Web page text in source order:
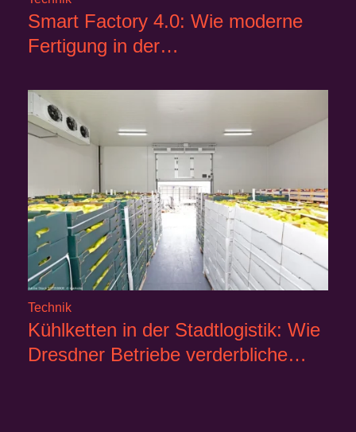
Smart Factory 4.0: Wie moderne
Fertigung in der…
Technik
Kühlketten in der Stadtlogistik: Wie
Dresdner Betriebe verderbliche…